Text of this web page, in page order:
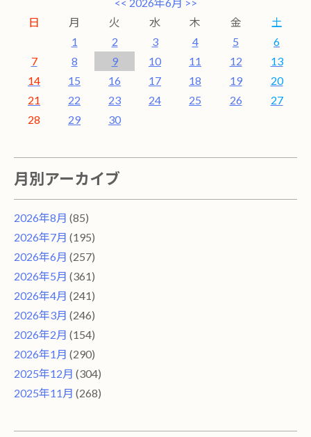
日
月 火 水 木 金
土
1
2 3 4 5
6
7
8 9 10 11 12
13
14
15 16 17 18 19
20
21
22 23 24 25 26
27
28
29 30
月別アーカイブ
2026年8月 (85)
2026年7月 (195)
2026年6月 (257)
2026年5月 (361)
2026年4月 (241)
2026年3月 (246)
2026年2月 (154)
2026年1月 (290)
2025年12月 (304)
2025年11月 (268)